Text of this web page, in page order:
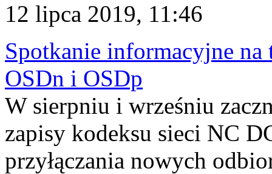
12 lipca 2019, 11:46
Spotkanie informacyjne
OSDn i OSDp
W sierpniu i wrześniu
zapisy kodeksu sieci NC
przyłączania nowych